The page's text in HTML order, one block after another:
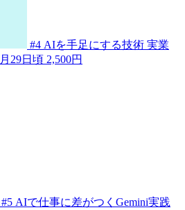
#4 AIを手足にする技術 実業
29日頃 2,500円
#5 AIで仕事に差がつくGemini実践